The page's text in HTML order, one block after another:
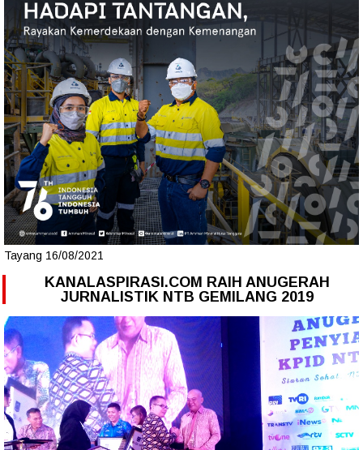
Tayang 16/08/2021
KANALASPIRASI.COM RAIH ANUGERAH
JURNALISTIK NTB GEMILANG 2019